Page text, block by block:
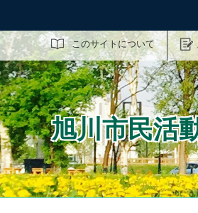
このサイトについて
サイト内検索
旭川市民活